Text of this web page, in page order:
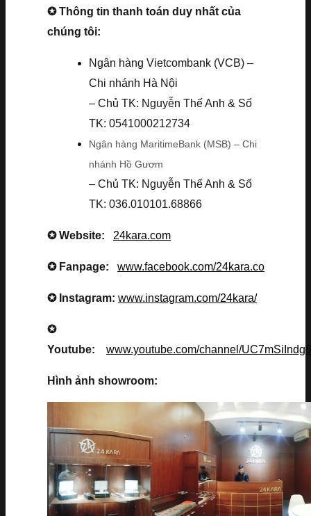
✪ Thông tin thanh toán duy nhất của
chúng tôi:
Ngân hàng Vietcombank (VCB) –
Chi nhánh Hà Nội
– Chủ TK: Nguyễn Thế Anh & Số
TK: 0541000212734
Ngân hàng MaritimeBank (MSB) – Chi
nhánh Hồ Gươm
– Chủ TK: Nguyễn Thế Anh & Số
TK: 036.010101.68866
✪ Website: 24kara.com
✪ Fanpage: www.facebook.com/24kara.co
✪ Instagram: www.instagram.com/24kara/
✪
Youtube: www.youtube.com/channel/
Hình ảnh showroom: